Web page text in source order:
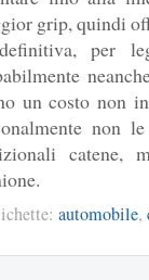
grip, quindi
per
un costo non
non
catene,
automobile,